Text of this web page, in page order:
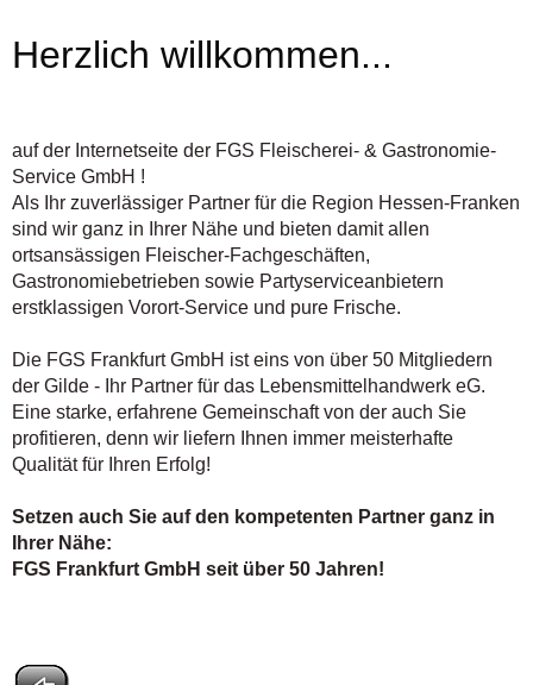
Herzlich willkommen...
auf der Internetseite der FGS Fleischerei- & Gastronomie-
Service GmbH !
Als Ihr zuverlässiger Partner für die Region Hessen-Franken
sind wir ganz in Ihrer Nähe und bieten damit allen
ortsansässigen Fleischer-Fachgeschäften,
Gastronomiebetrieben sowie Partyserviceanbietern
erstklassigen Vorort-Service und pure Frische.
Die FGS Frankfurt GmbH ist eins von über 50 Mitgliedern
der Gilde - Ihr Partner für das Lebensmittelhandwerk eG.
Eine starke, erfahrene Gemeinschaft von der auch Sie
profitieren, denn wir liefern Ihnen immer meisterhafte
Qualität für Ihren Erfolg!
Setzen auch Sie auf den kompetenten Partner ganz in
Ihrer Nähe:
FGS Frankfurt GmbH seit über 50 Jahren!